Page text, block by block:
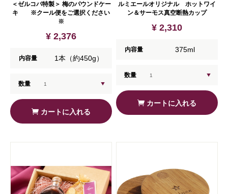
＜ゼルコバ特製＞ 梅のパウンドケー
キ ※クール便をご選択ください
※
¥ 2,376
内容量 1本（約450g）
数量
カートに入れる
ルミエールオリジナル ホットワイ
ン＆サーモス真空断熱カップ
¥ 2,310
内容量 375ml
数量
カートに入れる